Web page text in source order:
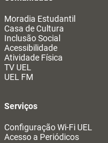
Moradia Estudantil
Casa de Cultura
Inclusão Social
Acessibilidade
Atividade Física
TV UEL
UEL FM
Serviços
Configuração Wi-Fi UEL
Acesso a Periódicos